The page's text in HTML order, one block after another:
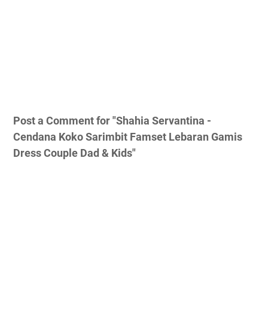
Post a Comment for "Shahia Servantina -
Cendana Koko Sarimbit Famset Lebaran Gamis
Dress Couple Dad & Kids"